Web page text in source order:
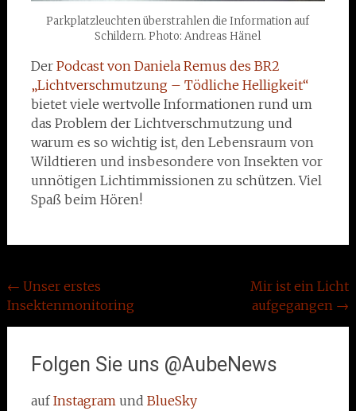
Parkplatzleuchten überstrahlen die Information auf
Schildern. Photo: Andreas Hänel
Der Podcast von Daniela Remus des BR2
„Lichtverschmutzung – Tödliche Helligkeit“
bietet viele wertvolle Informationen rund um
das Problem der Lichtverschmutzung und
warum es so wichtig ist, den Lebensraum von
Wildtieren und insbesondere von Insekten vor
unnötigen Lichtimmissionen zu schützen. Viel
Spaß beim Hören!
Beitragsnavigation
← Unser erstes
Insektenmonitoring
Mir ist ein Licht
aufgegangen →
Folgen Sie uns @AubeNews
aufInstagramund BlueSky